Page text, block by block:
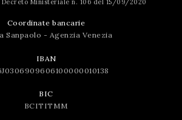
Decreto Ministeriale n. 106 del 15/09/2020
Coordinate bancarie
Sanpaolo - Agenzia Venezia
IBAN
BIC
BCITITMM